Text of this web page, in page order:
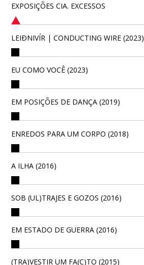
EXPOSIÇÕES CIA. EXCESSOS
LEIÐNIVÍR | CONDUCTING WIRE (2023)
EU COMO VOCÊ (2023)
EM POSIÇÕES DE DANÇA (2019)
ENREDOS PARA UM CORPO (2018)
A ILHA (2016)
SOB (UL)TRAJES E GOZOS (2016)
EM ESTADO DE GUERRA (2016)
(TRA)VESTIR UM FA(C)TO (2015)